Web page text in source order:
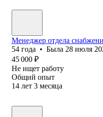
Менеджер отдела
54 года • Была 28 июля
45 000 ₽
Не ищет работу
Общий опыт
14 лет 3 месяца